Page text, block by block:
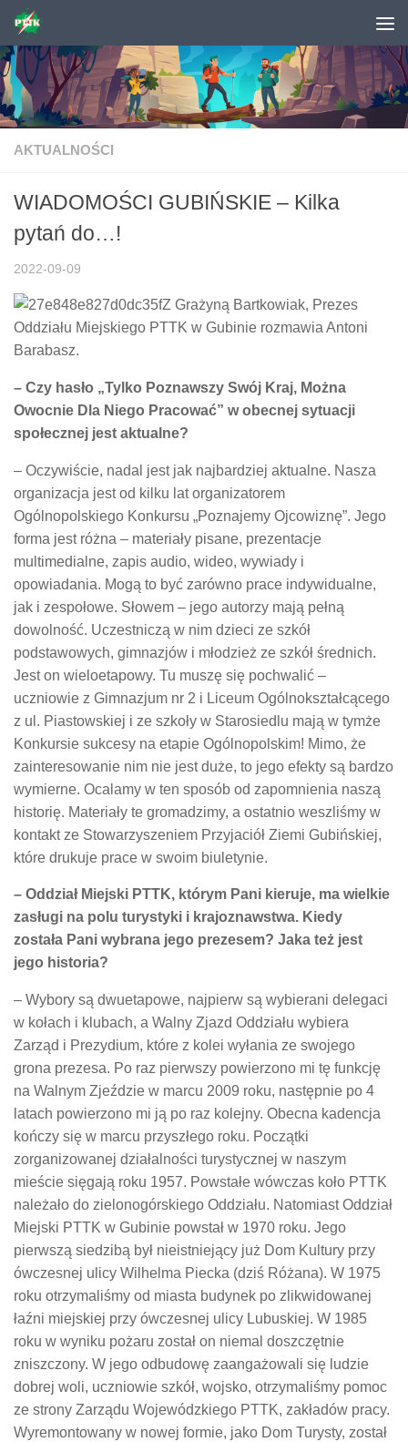
Skip to content
AKTUALNOŚCI
WIADOMOŚCI GUBIŃSKIE – Kilka
pytań do…!
2022-09-09
Z Grażyną Bartkowiak, Prezes
Oddziału Miejskiego PTTK w Gubinie rozmawia Antoni
Barabasz.
– Czy hasło „Tylko Poznawszy Swój Kraj, Można
Owocnie Dla Niego Pracować” w obecnej sytuacji
społecznej jest aktualne?
– Oczywiście, nadal jest jak najbardziej aktualne. Nasza
organizacja jest od kilku lat organizatorem
Ogólnopolskiego Konkursu „Poznajemy Ojcowiznę”. Jego
forma jest różna – materiały pisane, prezentacje
multimedialne, zapis audio, wideo, wywiady i
opowiadania. Mogą to być zarówno prace indywidualne,
jak i zespołowe. Słowem – jego autorzy mają pełną
dowolność. Uczestniczą w nim dzieci ze szkół
podstawowych, gimnazjów i młodzież ze szkół średnich.
Jest on wieloetapowy. Tu muszę się pochwalić –
uczniowie z Gimnazjum nr 2 i Liceum Ogólnokształcącego
z ul. Piastowskiej i ze szkoły w Starosiedlu mają w tymże
Konkursie sukcesy na etapie Ogólnopolskim! Mimo, że
zainteresowanie nim nie jest duże, to jego efekty są bardzo
wymierne. Ocalamy w ten sposób od zapomnienia naszą
historię. Materiały te gromadzimy, a ostatnio weszliśmy w
kontakt ze Stowarzyszeniem Przyjaciół Ziemi Gubińskiej,
które drukuje prace w swoim biuletynie.
– Oddział Miejski PTTK, którym Pani kieruje, ma wielkie
zasługi na polu turystyki i krajoznawstwa. Kiedy
została Pani wybrana jego prezesem? Jaka też jest
jego historia?
– Wybory są dwuetapowe, najpierw są wybierani delegaci
w kołach i klubach, a Walny Zjazd Oddziału wybiera
Zarząd i Prezydium, które z kolei wyłania ze swojego
grona prezesa. Po raz pierwszy powierzono mi tę funkcję
na Walnym Zjeździe w marcu 2009 roku, następnie po 4
latach powierzono mi ją po raz kolejny. Obecna kadencja
kończy się w marcu przyszłego roku. Początki
zorganizowanej działalności turystycznej w naszym
mieście sięgają roku 1957. Powstałe wówczas koło PTTK
należało do zielonogórskiego Oddziału. Natomiast Oddział
Miejski PTTK w Gubinie powstał w 1970 roku. Jego
pierwszą siedzibą był nieistniejący już Dom Kultury przy
ówczesnej ulicy Wilhelma Piecka (dziś Różana). W 1975
roku otrzymaliśmy od miasta budynek po zlikwidowanej
łaźni miejskiej przy ówczesnej ulicy Lubuskiej. W 1985
roku w wyniku pożaru został on niemal doszczętnie
zniszczony. W jego odbudowę zaangażowali się ludzie
dobrej woli, uczniowie szkół, wojsko, otrzymaliśmy pomoc
ze strony Zarządu Wojewódzkiego PTTK, zakładów pracy.
Wyremontowany w nowej formie, jako Dom Turysty, został